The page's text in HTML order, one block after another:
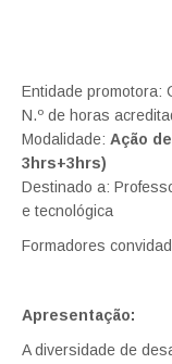
Entidade promotora:
N.º de horas
Modalidade: Ação
3hrs+3hrs)
Destinado a:
e tecnológica
Formadores
Apresentação:
A diversidade de